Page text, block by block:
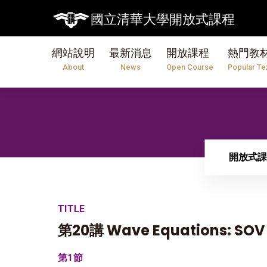
國立清華大學開放式課程
網站說明
About
最新消息
News
開放課程
Open Course
熱門教
Popular
開放式
TITLE
第20講 Wave Equations:
第1節